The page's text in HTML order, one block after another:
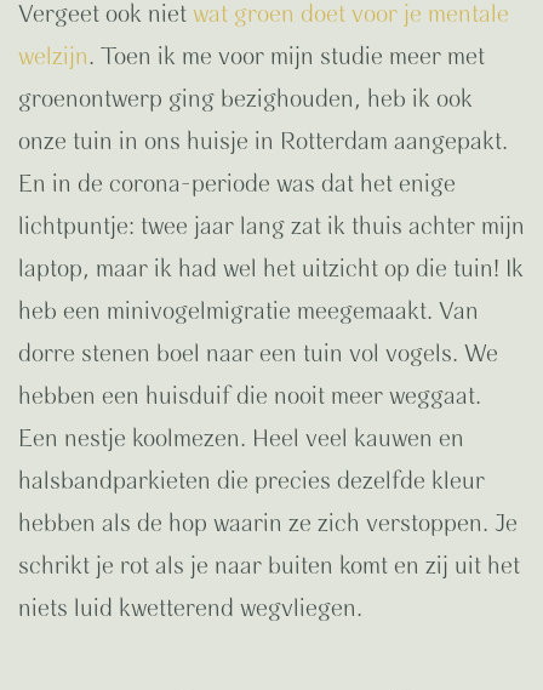
Vergeet ook niet wat groen doet voor je mentale
welzijn. Toen ik me voor mijn studie meer met
groenontwerp ging bezighouden, heb ik ook
onze tuin in ons huisje in Rotterdam aangepakt.
En in de corona-periode was dat het enige
lichtpuntje: twee jaar lang zat ik thuis achter mijn
laptop, maar ik had wel het uitzicht op die tuin! Ik
heb een minivogelmigratie meegemaakt. Van
dorre stenen boel naar een tuin vol vogels. We
hebben een huisduif die nooit meer weggaat.
Een nestje koolmezen. Heel veel kauwen en
halsbandparkieten die precies dezelfde kleur
hebben als de hop waarin ze zich verstoppen. Je
schrikt je rot als je naar buiten komt en zij uit het
niets luid kwetterend wegvliegen.